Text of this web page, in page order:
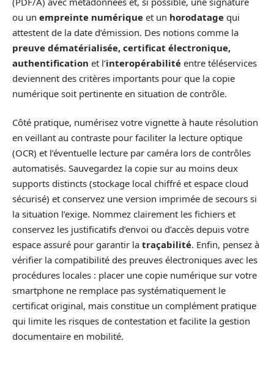
ou un empreinte numérique et un horodatage qui
attestent de la date d’émission. Des notions comme la
preuve dématérialisée, certificat électronique,
authentification et l’interopérabilité entre téléservices
deviennent des critères importants pour que la copie
numérique soit pertinente en situation de contrôle.
Côté pratique, numérisez votre vignette à haute résolution
en veillant au contraste pour faciliter la lecture optique
(OCR) et l’éventuelle lecture par caméra lors de contrôles
automatisés. Sauvegardez la copie sur au moins deux
supports distincts (stockage local chiffré et espace cloud
sécurisé) et conservez une version imprimée de secours si
la situation l’exige. Nommez clairement les fichiers et
conservez les justificatifs d’envoi ou d’accès depuis votre
espace assuré pour garantir la traçabilité. Enfin, pensez à
vérifier la compatibilité des preuves électroniques avec les
procédures locales : placer une copie numérique sur votre
smartphone ne remplace pas systématiquement le
certificat original, mais constitue un complément pratique
qui limite les risques de contestation et facilite la gestion
documentaire en mobilité.